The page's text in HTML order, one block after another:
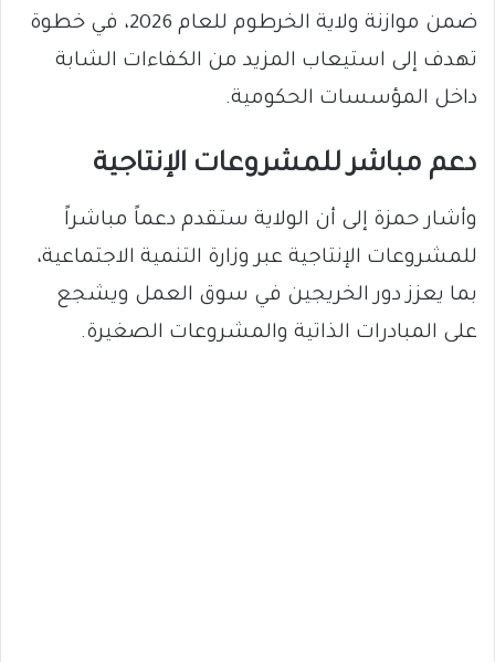
ضمن موازنة ولاية الخرطوم للعام 2026، في خطوة
تهدف إلى استيعاب المزيد من الكفاءات الشابة
داخل المؤسسات الحكومية.
دعم مباشر للمشروعات الإنتاجية
وأشار حمزة إلى أن الولاية ستقدم دعماً مباشراً
للمشروعات الإنتاجية عبر وزارة التنمية الاجتماعية،
بما يعزز دور الخريجين في سوق العمل ويشجع
على المبادرات الذاتية والمشروعات الصغيرة.